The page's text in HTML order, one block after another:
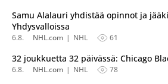
Samu Alalauri yhdistää opinnot ja
Yhdysvalloissa
6.8. NHL.com NHL 61
32 joukkuetta 32 päivässä: Chicago
6.8. NHL.com NHL 78